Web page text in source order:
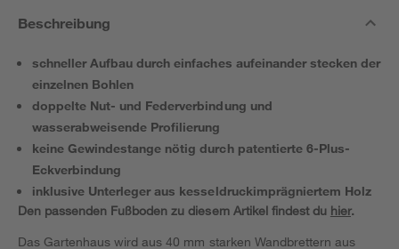
Beschreibung
schneller Aufbau durch einfaches aufeinander stecken der
einzelnen Bohlen
doppelte Nut- und Federverbindung und
wasserabweisende Profilierung
keine Gewindestange nötig durch patentierte 6-Plus-
Eckverbindung
inklusive Unterleger aus kesseldruckimprägniertem Holz
Den passenden Fußboden zu diesem Artikel findest du hier.
Das Gartenhaus wird aus 40 mm starken Wandbrettern aus